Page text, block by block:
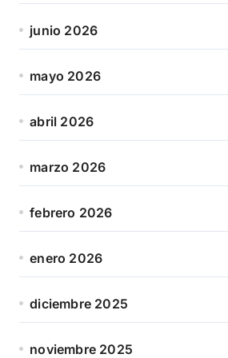
junio 2026
mayo 2026
abril 2026
marzo 2026
febrero 2026
enero 2026
diciembre 2025
noviembre 2025